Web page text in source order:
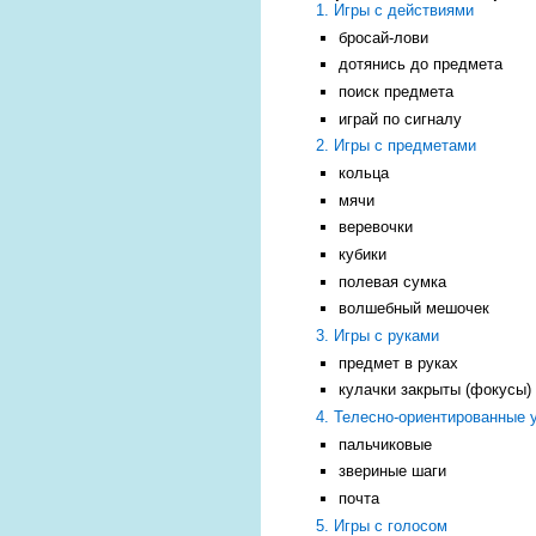
1. Игры с действиями
бросай-лови
дотянись до предмета
поиск предмета
играй по сигналу
2. Игры с предметами
кольца
мячи
веревочки
кубики
полевая сумка
волшебный мешочек
3. Игры с руками
предмет в руках
кулачки закрыты (фокусы)
4. Телесно-ориентированные
пальчиковые
звериные шаги
почта
5. Игры с голосом